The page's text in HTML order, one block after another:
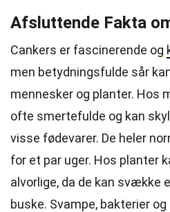
Afsluttende Fakta
Cankers er fascinerende og
men betydningsfulde sår
mennesker og planter. Hos
ofte smertefulde og kan
visse fødevarer. De heler
for et par uger. Hos planter
alvorlige, da de kan svække
buske. Svampe, bakterier